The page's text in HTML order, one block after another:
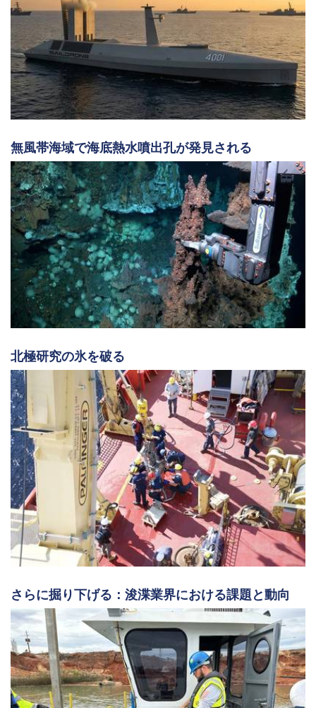
無風帯海域で海底熱水噴出孔が発見される
北極研究の氷を破る
さらに掘り下げる：浚渫業界における課題と動向